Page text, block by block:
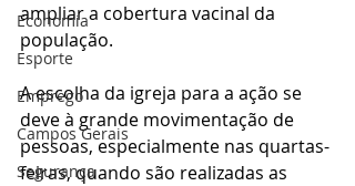
Economia
Esporte
Emprego
Campos Gerais
Segurança
ampliar a cobertura vacinal da
população.
A escolha da igreja para a ação se
deve à grande movimentação de
pessoas, especialmente nas quartas-
feiras, quando são realizadas as